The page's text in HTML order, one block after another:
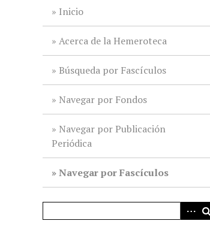
Inicio
Acerca de la Hemeroteca
Búsqueda por Fascículos
Navegar por Fondos
Navegar por Publicación
Periódica
Navegar por Fascículos